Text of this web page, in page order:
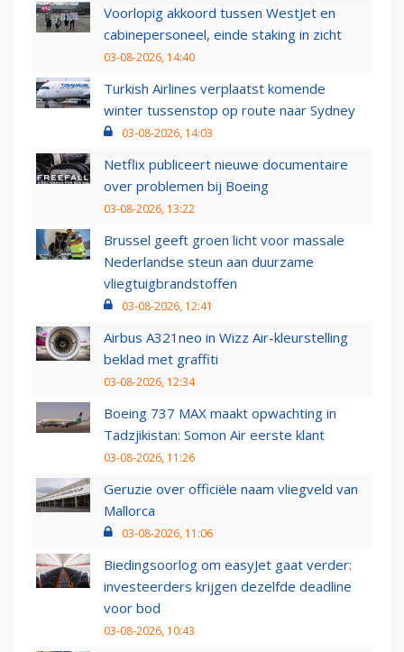
Voorlopig akkoord tussen WestJet en
cabinepersoneel, einde staking in zicht
03-08-2026, 14:40
Turkish Airlines verplaatst komende
winter tussenstop op route naar Sydney
03-08-2026, 14:03
Netflix publiceert nieuwe documentaire
over problemen bij Boeing
03-08-2026, 13:22
Brussel geeft groen licht voor massale
Nederlandse steun aan duurzame
vliegtuigbrandstoffen
03-08-2026, 12:41
Airbus A321neo in Wizz Air-kleurstelling
beklad met graffiti
03-08-2026, 12:34
Boeing 737 MAX maakt opwachting in
Tadzjikistan: Somon Air eerste klant
03-08-2026, 11:26
Geruzie over officiële naam vliegveld van
Mallorca
03-08-2026, 11:06
Biedingsoorlog om easyJet gaat verder:
investeerders krijgen dezelfde deadline
voor bod
03-08-2026, 10:43